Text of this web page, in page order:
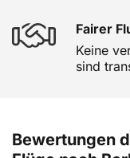
Fairer
Keine
sind
Bewertungen